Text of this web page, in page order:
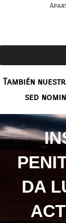
También
sed
DA